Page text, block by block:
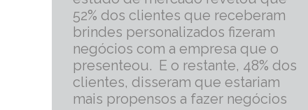
52% dos clientes que receberam
brindes personalizados fizeram
negócios com a empresa que o
presenteou. E o restante, 48% dos
clientes, disseram que estariam
mais propensos a fazer negócios